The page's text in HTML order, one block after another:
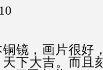
镜，画片很好
下大吉。而且